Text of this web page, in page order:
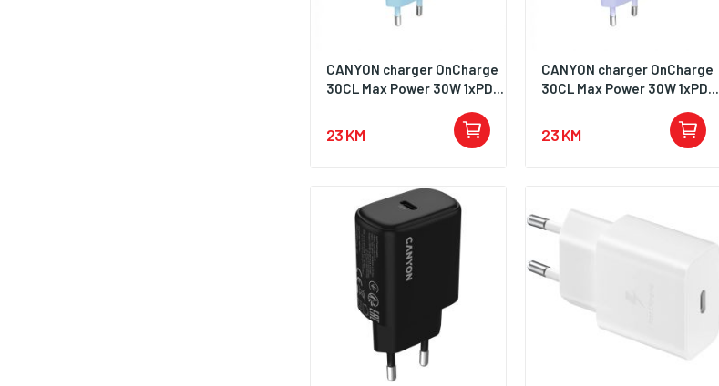
korištenje na putovanjima.
korisnike koji traže snažan
kućni punjač sa brzim
priloženim USB na Type-C
CANYON charger OnCharge
30CL Max Power 30W 1xPD...
23 KM
CANYON charger OnCharge
30CL Max Power 30W 1xPD...
23 KM